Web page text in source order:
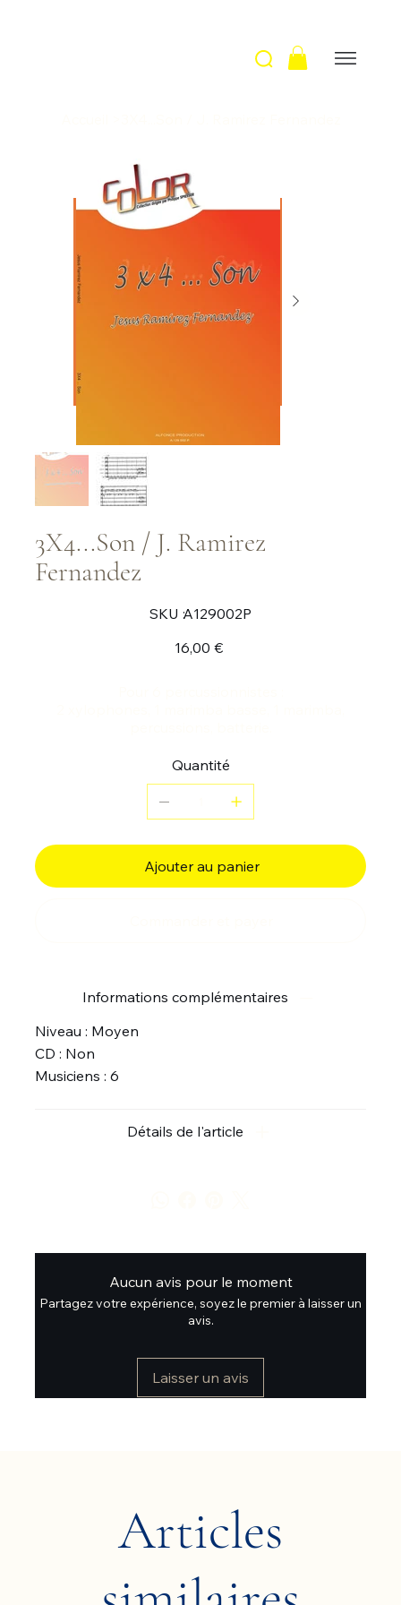
3X4...Son / J. Ramirez
Fernandez
SKU :SKU
A129002P
A129002P
16,00 €
Quantité
Ajouter au panier
Informations complémentaires
Niveau : Moyen
CD : Non
Musiciens : 6
Détails de l'article
Aucun avis pour le moment
Partagez votre expérience, soyez le premier à laisser un
avis.
Laisser un avis
Articles